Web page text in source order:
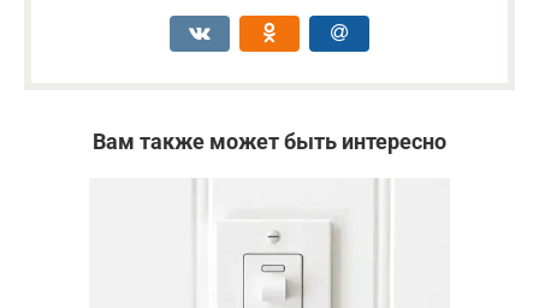
Вам также может быть интересно